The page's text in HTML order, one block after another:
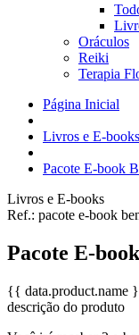
Oráculos
Reiki
Terapia
Página Inicial
Livros e E-books
Pacote E-book
Livros e E-books
Ref.: pacote e-book
Pacote E-
{{ data.product.name
descrição do produto